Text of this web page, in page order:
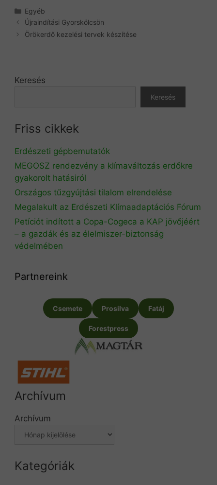
Kategória
Egyéb
Újraindítási Gyorskölcsön
Örökerdő kezelési tervek készítése
Keresés
Keresés
Friss cikkek
Erdészeti gépbemutatók
MEGOSZ rendezvény a klímaváltozás erdőkre
gyakorolt hatásiról
Országos tűzgyújtási tilalom elrendelése
Megalakult az Erdészeti Klímaadaptációs Fórum
Petíciót indított a Copa-Cogeca a KAP jövőjéért
– a gazdák és az élelmiszer-biztonság
védelmében
Partnereink
Csemete Prosilva Fatáj
Forestpress
Archívum
Archívum
Kategóriák